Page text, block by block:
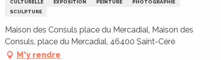
CULTURELLE EXPOSITION PEINTURE
PHOTOGRAPHIE
SCULPTURE
Maison des Consuls place du Mercadial, Maison des
Consuls, place du Mercadial, 46400 Saint-Céré
M'y rendre